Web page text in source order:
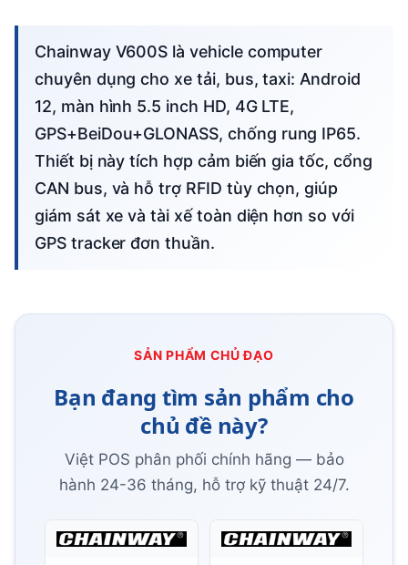
Chainway V600S là vehicle computer
chuyên dụng cho xe tải, bus, taxi: Android
12, màn hình 5.5 inch HD, 4G LTE,
GPS+BeiDou+GLONASS, chống rung IP65.
Thiết bị này tích hợp cảm biến gia tốc, cổng
CAN bus, và hỗ trợ RFID tùy chọn, giúp
giám sát xe và tài xế toàn diện hơn so với
GPS tracker đơn thuần.
SẢN PHẨM CHỦ ĐẠO
Bạn đang tìm sản phẩm cho
chủ đề này?
Việt POS phân phối chính hãng — bảo
hành 24-36 tháng, hỗ trợ kỹ thuật 24/7.